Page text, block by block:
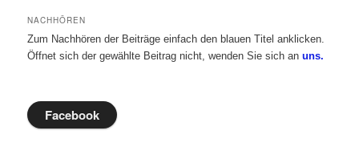
NACHHÖREN
Zum Nachhören der Beiträge einfach den blauen Titel anklicken.
Öffnet sich der gewählte Beitrag nicht, wenden Sie sich anuns.
Facebook